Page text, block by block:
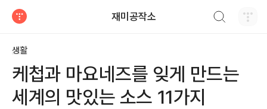
재미공작소
생활
케첩과 마요네즈를 잊게 만드는
세계의 맛있는 소스 11가지